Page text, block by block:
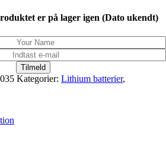
er på lager igen (Dato ukendt)
Tilmeld
Kategorier: Lithium batterier,